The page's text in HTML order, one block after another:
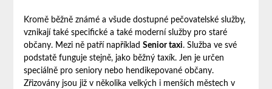
Kromě běžně známé a všude dostupné pečovatelské služby,
vznikají také specifické a také moderní služby pro staré
občany. Mezi ně patří například Senior taxi. Služba ve své
podstatě funguje stejně, jako běžný taxík. Jen je určen
speciálně pro seniory nebo hendikepované občany.
Zřizovány jsou již v několika velkých i menších městech v